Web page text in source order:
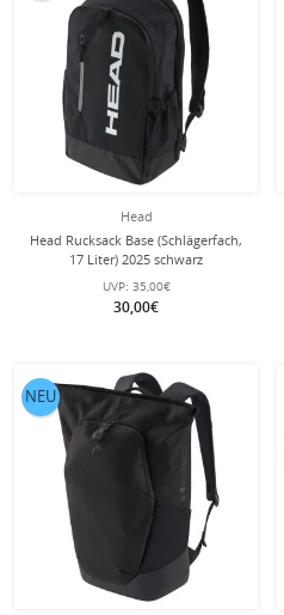
Head
Head Rucksack Base (Schlägerfach,
17 Liter) 2025 schwarz
UVP: 35,00€
30,00€
NEU